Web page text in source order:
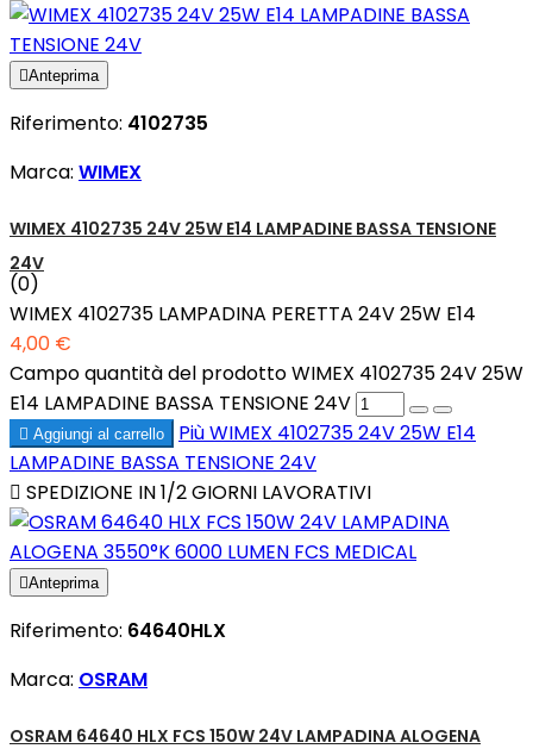
Anteprima
Riferimento: 4102735
Marca: WIMEX
WIMEX 4102735 24V 25W E14 LAMPADINE BASSA TENSIONE
24V
(0)
WIMEX 4102735 LAMPADINA PERETTA 24V 25W E14
4,00 €
Campo quantità del prodotto WIMEX 4102735 24V 25W
E14 LAMPADINE BASSA TENSIONE 24V
 Aggiungi al carrello PiùWIMEX 4102735 24V 25W E14
LAMPADINE BASSA TENSIONE 24V
 SPEDIZIONE IN 1/2 GIORNI LAVORATIVI
Anteprima
Riferimento: 64640HLX
Marca: OSRAM
OSRAM 64640 HLX FCS 150W 24V LAMPADINA ALOGENA